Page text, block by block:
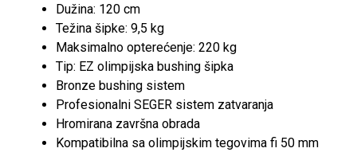
Dužina: 120 cm
Težina šipke: 9,5 kg
Maksimalno opterećenje: 220 kg
Tip: EZ olimpijska bushing šipka
Bronze bushing sistem
Profesionalni SEGER sistem zatvaranja
Hromirana završna obrada
Kompatibilna sa olimpijskim tegovima fi 50 mm